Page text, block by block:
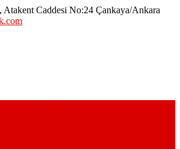
Caddesi No:24 Çankaya/Ankara